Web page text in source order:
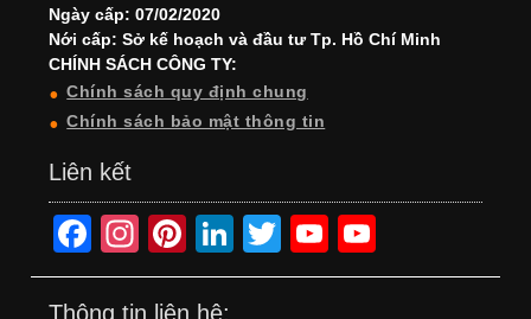
Ngày cấp: 07/02/2020
Nới cấp: Sở kế hoạch và đầu tư Tp. Hồ Chí Minh
CHÍNH SÁCH CÔNG TY:
Chính sách quy định chung
Chính sách bảo mật thông tin
Liên kết
F
a
c
In
st
a
Pi
nt
er
Li
n
T
wi
Y
o
o
Thông tin liên hệ: